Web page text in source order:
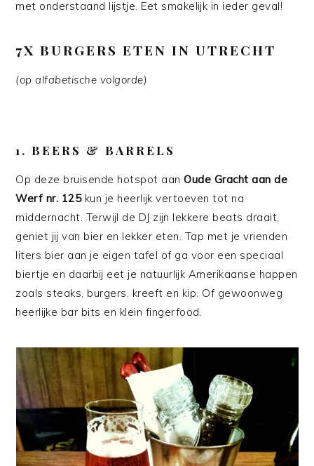
met onderstaand lijstje. Eet smakelijk in ieder geval!
7X BURGERS ETEN IN UTRECHT
(op alfabetische volgorde)
1. BEERS & BARRELS
Op deze bruisende hotspot aanOude Gracht aan de
Werf nr. 125kun je heerlijk vertoeven tot na
middernacht. Terwijl de DJ zijn lekkere beats draait,
geniet jij van bier en lekker eten. Tap met je vrienden
liters bier aan je eigen tafel of ga voor een speciaal
biertje en daarbij eet je natuurlijk Amerikaanse happen
zoals steaks, burgers, kreeft en kip. Of gewoonweg
heerlijke bar bits en klein fingerfood.